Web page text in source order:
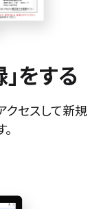
をする
クセスして新規